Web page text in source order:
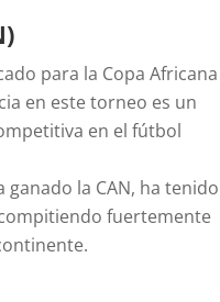
para la Copa Africana
en este torneo es un
en el fútbol
ganado la CAN, ha tenido
fuertemente